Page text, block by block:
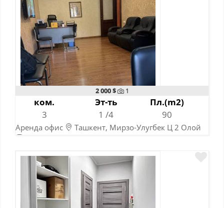
2 000 $ 1
ком.
3
Эт-ть
1 /4
Пл.(m2)
90
Аренда офис
Ташкент, Мирзо-Улугбек Ц 2 Олой
06-02-2024